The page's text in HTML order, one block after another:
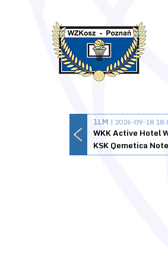
1LM | 2026-09-18
WKK Active Hotel